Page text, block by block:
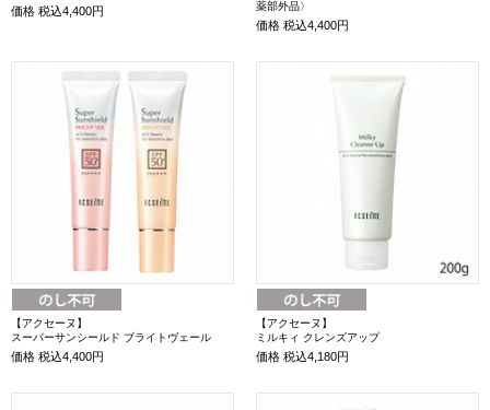
価格 税込4,400円 薬部外品〉
価格 税込4,400円
【アクセーヌ】
スーパーサンシールド ブライトヴェール
価格 税込4,400円
【アクセーヌ】
ミルキィ クレンズアップ
価格 税込4,180円